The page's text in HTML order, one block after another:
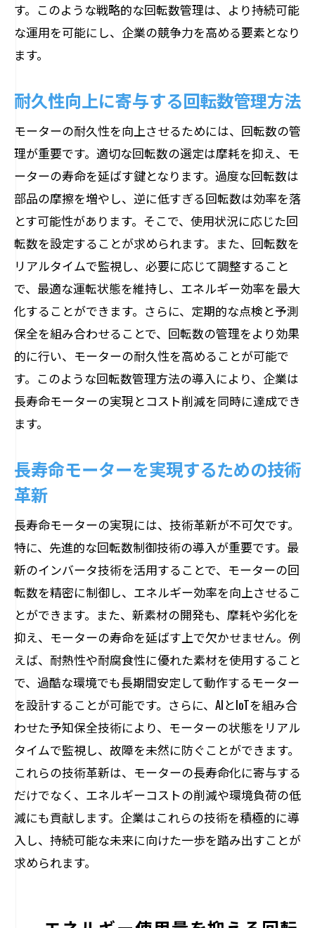
す。このような戦略的な回転数管理は、より持続可能
な運用を可能にし、企業の競争力を高める要素となり
ます。
耐久性向上に寄与する回転数管理方法
モーターの耐久性を向上させるためには、回転数の管
理が重要です。適切な回転数の選定は摩耗を抑え、モ
ーターの寿命を延ばす鍵となります。過度な回転数は
部品の摩擦を増やし、逆に低すぎる回転数は効率を落
とす可能性があります。そこで、使用状況に応じた回
転数を設定することが求められます。また、回転数を
リアルタイムで監視し、必要に応じて調整すること
で、最適な運転状態を維持し、エネルギー効率を最大
化することができます。さらに、定期的な点検と予測
保全を組み合わせることで、回転数の管理をより効果
的に行い、モーターの耐久性を高めることが可能で
す。このような回転数管理方法の導入により、企業は
長寿命モーターの実現とコスト削減を同時に達成でき
ます。
長寿命モーターを実現するための技術
革新
長寿命モーターの実現には、技術革新が不可欠です。
特に、先進的な回転数制御技術の導入が重要です。最
新のインバータ技術を活用することで、モーターの回
転数を精密に制御し、エネルギー効率を向上させるこ
とができます。また、新素材の開発も、摩耗や劣化を
抑え、モーターの寿命を延ばす上で欠かせません。例
えば、耐熱性や耐腐食性に優れた素材を使用すること
で、過酷な環境でも長期間安定して動作するモーター
を設計することが可能です。さらに、AIとIoTを組み合
わせた予知保全技術により、モーターの状態をリアル
タイムで監視し、故障を未然に防ぐことができます。
これらの技術革新は、モーターの長寿命化に寄与する
だけでなく、エネルギーコストの削減や環境負荷の低
減にも貢献します。企業はこれらの技術を積極的に導
入し、持続可能な未来に向けた一歩を踏み出すことが
求められます。